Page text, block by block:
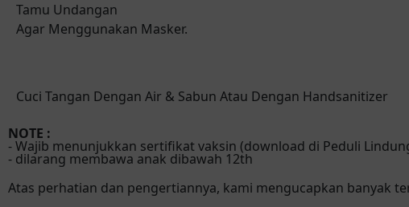
Tamu Undangan
Agar Menggunakan Masker.
Cuci Tangan Dengan Air & Sabun Atau Dengan Handsanitizer
NOTE :
- Wajib menunjukkan sertifikat vaksin (download di Peduli
- dilarang membawa anak dibawah 12th
Atas perhatian dan pengertiannya, kami mengucapkan banyak